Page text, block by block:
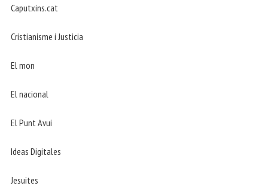
Caputxins.cat
Cristianisme i Justicia
El mon
El nacional
El Punt Avui
Ideas Digitales
Jesuites